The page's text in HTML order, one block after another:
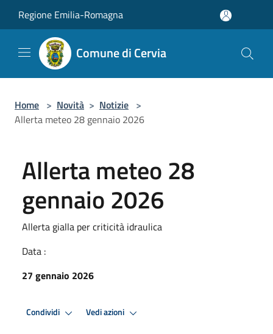
Regione Emilia-Romagna
Comune di Cervia
Home > Novità > Notizie >
Allerta meteo 28 gennaio 2026
Allerta meteo 28
gennaio 2026
Allerta gialla per criticità idraulica
Data :
27 gennaio 2026
Condividi Vedi azioni